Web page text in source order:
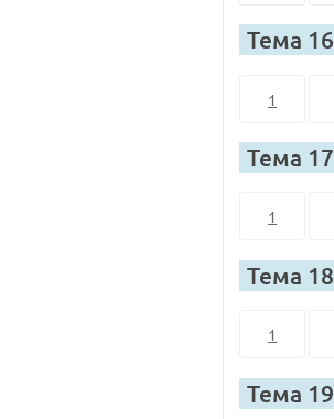
Тема 16
1
Тема 17
1
Тема 18
1
Тема 19